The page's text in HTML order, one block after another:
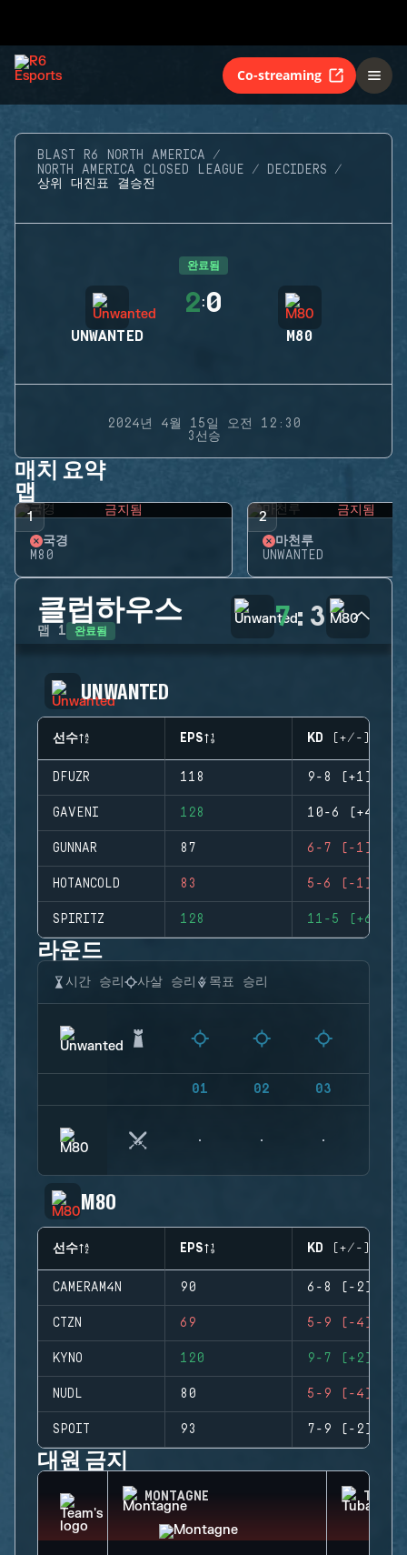
Co-streaming
BLAST R6 NORTH AMERICA
NORTH AMERICA CLOSED LEAGUE
DECIDERS
상위 대진표 결승전
완료됨
UNWANTED
2:0
M80
2024년 4월 15일 오전 12:30
3선승
매치 요약
맵
1 금지됨
국경
M80
2 금지됨
마천루
UNWANTED
클럽하우스
맵 1 완료됨 7: 3
UNWANTED
선수 EPS KD (+/-)
DFUZR 118 9-8 (+1)
GAVENI 128 10-6 (+4)
GUNNAR 87 6-7 (-1)
HOTANCOLD 83 5-6 (-1)
SPIRITZ 128 11-5 (+6)
라운드
시간 승리 사살 승리 목표 승리
01 02 03
M80
선수 EPS KD (+/-)
CAMERAM4N 90 6-8 (-2)
CTZN 69 5-9 (-4)
KYNO 120 9-7 (+2)
NUDL 80 5-9 (-4)
SPOIT 93 7-9 (-2)
대원 금지
MONTAGNE